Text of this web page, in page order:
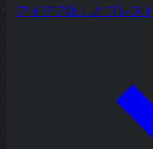
アイデア出しとブレスト